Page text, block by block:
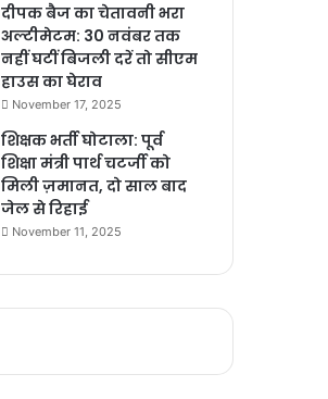
दीपक बैज का चेतावनी भरा
अल्टीमेटम: 30 नवंबर तक
नहीं घटीं बिजली दरें तो सीएम
हाउस का घेराव
November 17, 2025
शिक्षक भर्ती घोटाला: पूर्व
शिक्षा मंत्री पार्थ चटर्जी को
मिली ज़मानत, दो साल बाद
जेल से रिहाई
November 11, 2025